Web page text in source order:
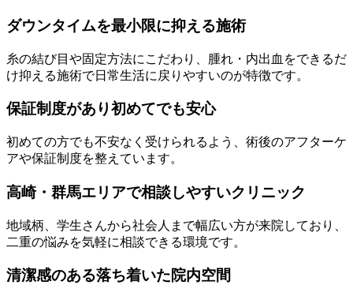
ダウンタイムを最小限に抑える施術
糸の結び目や固定方法にこだわり、腫れ・内出血をできるだ
け抑える施術で日常生活に戻りやすいのが特徴です。
保証制度があり初めてでも安心
初めての方でも不安なく受けられるよう、術後のアフターケ
アや保証制度を整えています。
高崎・群馬エリアで相談しやすいクリニック
地域柄、学生さんから社会人まで幅広い方が来院しており、
二重の悩みを気軽に相談できる環境です。
清潔感のある落ち着いた院内空間